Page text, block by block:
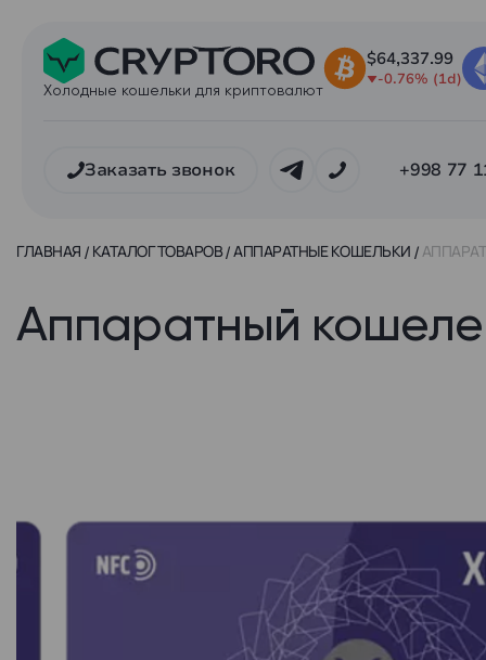
Холодные кошельки для криптовалют
$64,337.99
-0.76% (1d)
Заказать звонок +998 77
ГЛАВНАЯ КАТАЛОГ ТОВАРОВ АППАРАТНЫЕ КОШЕЛЬКИ
Аппаратный